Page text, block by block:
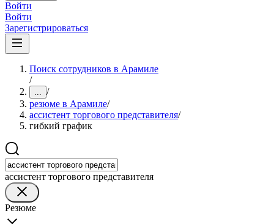
Войти
Войти
Зарегистрироваться
Поиск сотрудников в Арамиле
/
... /
резюме в Арамиле/
ассистент торгового представителя/
гибкий график
ассистент торгового представителя
Резюме